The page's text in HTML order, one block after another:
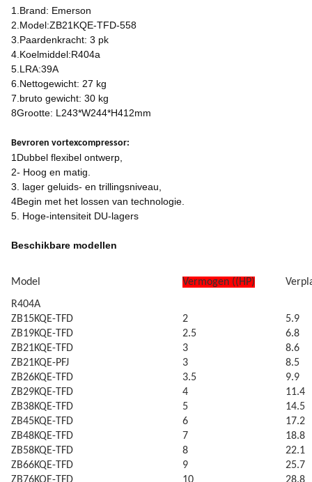
1.Brand: Emerson
2.Model:ZB21KQE-TFD-558
3.Paardenkracht: 3 pk
4.Koelmiddel:R404a
5.LRA:39A
6.Nettogewicht: 27 kg
7.bruto gewicht: 30 kg
8Grootte: L243*W244*H412mm
Bevroren vortexcompressor:
1Dubbel flexibel ontwerp,
2- Hoog en matig.
3. lager geluids- en trillingsniveau,
4Begin met het lossen van technologie.
5. Hoge-intensiteit DU-lagers
Beschikbare modellen
Model Vermogen ((HP)
R404A
ZB15KQE-TFD
2
5.9
ZB19KQE-TFD
2.5
6.8
ZB21KQE-TFD
3
8.6
ZB21KQE-PFJ
3
8.5
ZB26KQE-TFD
3.5
9.9
ZB29KQE-TFD
4
11.4
ZB38KQE-TFD
5
14.5
ZB45KQE-TFD
6
17.2
ZB48KQE-TFD
7
18.8
ZB58KQE-TFD
8
22.1
ZB66KQE-TFD
9
25.7